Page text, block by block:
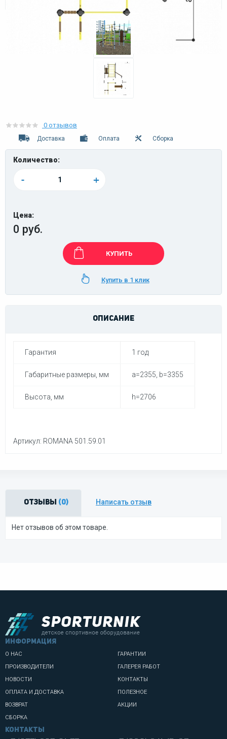
0 отзывов
Доставка Оплата Сборка
Количество:
- +
Цена:
0 руб.
КУПИТЬ
Купить в 1 клик
ОПИСАНИЕ
Гарантия 1 год
Габаритные размеры, мм a=2355, b=3355
Высота, мм h=2706
Артикул: ROMANA 501.59.01
Отзывы (0) Написать отзыв
Нет отзывов об этом товаре.
информация
О НАС
ПРОИЗВОДИТЕЛИ
НОВОСТИ
ОПЛАТА И ДОСТАВКА
ВОЗВРАТ
СБОРКА
ГАРАНТИИ
ГАЛЕРЕЯ РАБОТ
КОНТАКТЫ
ПОЛЕЗНОЕ
АКЦИИ
Контакты